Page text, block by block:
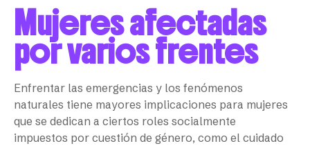
Mujeres afectadas
por varios frentes
Enfrentar las emergencias y los fenómenos
naturales tiene mayores implicaciones para mujeres
que se dedican a ciertos roles socialmente
impuestos por cuestión de género, como el cuidado